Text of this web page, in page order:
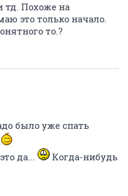
тд. Похоже на
это только начало.
то.?
было уже спать
да...
Когда-нибудь